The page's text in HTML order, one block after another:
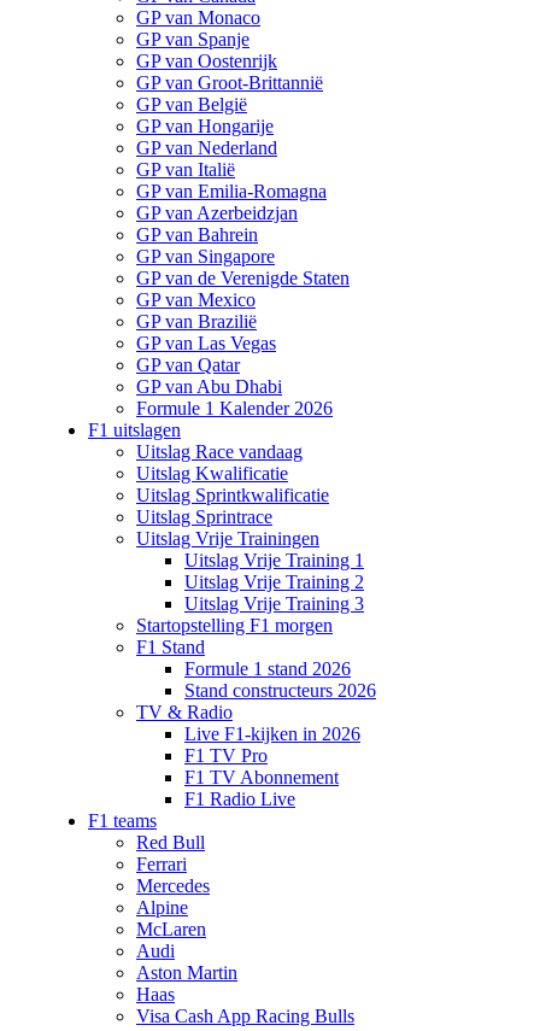
GP van Monaco
GP van Spanje
GP van Oostenrijk
GP van Groot-Brittannië
GP van België
GP van Hongarije
GP van Nederland
GP van Italië
GP van Emilia-Romagna
GP van Azerbeidzjan
GP van Bahrein
GP van Singapore
GP van de Verenigde Staten
GP van Mexico
GP van Brazilië
GP van Las Vegas
GP van Qatar
GP van Abu Dhabi
Formule 1 Kalender 2026
F1 uitslagen
Uitslag Race vandaag
Uitslag Kwalificatie
Uitslag Sprintkwalificatie
Uitslag Sprintrace
Uitslag Vrije Trainingen
Uitslag Vrije Training 1
Uitslag Vrije Training 2
Uitslag Vrije Training 3
Startopstelling F1 morgen
F1 Stand
Formule 1 stand 2026
Stand constructeurs 2026
TV & Radio
Live F1-kijken in 2026
F1 TV Pro
F1 TV Abonnement
F1 Radio Live
F1 teams
Red Bull
Ferrari
Mercedes
Alpine
McLaren
Audi
Aston Martin
Haas
Visa Cash App Racing Bulls